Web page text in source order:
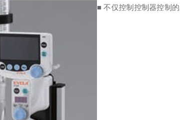
■ 不仅控制控制器控制